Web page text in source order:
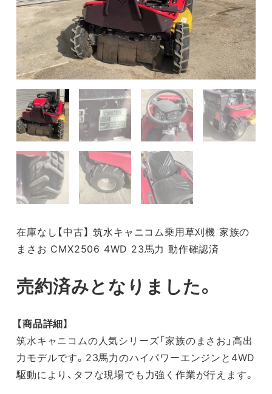
在庫なし【中古】 筑水キャニコム乗用草刈機 家族の
まさお CMX2506 4WD 23馬力 動作確認済
売約済みとなりました。
【商品詳細】
筑水キャニコムの人気シリーズ「家族のまさお」高出
力モデルです。23馬力のハイパワーエンジンと4WD
駆動により、タフな現場でも力強く作業が行えます。